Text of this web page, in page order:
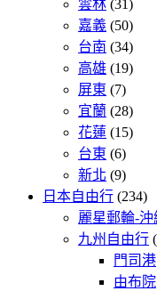
雲林 (31)
嘉義 (50)
台南 (34)
高雄 (19)
屏東 (7)
宜蘭 (28)
花蓮 (15)
台東 (6)
新北 (9)
日本自由行 (234)
麗星郵輪-沖
九州自由行
門司港
由布院